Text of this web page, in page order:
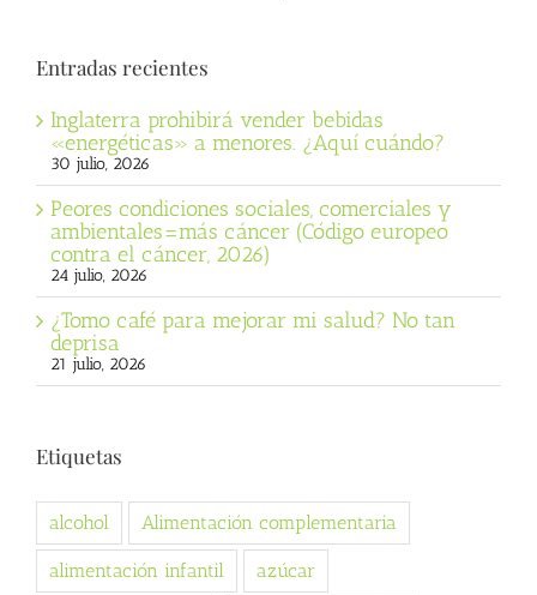
Entradas recientes
Inglaterra prohibirá vender bebidas
«energéticas» a menores. ¿Aquí cuándo?
30 julio, 2026
Peores condiciones sociales, comerciales y
ambientales=más cáncer (Código europeo
contra el cáncer, 2026)
24 julio, 2026
¿Tomo café para mejorar mi salud? No tan
deprisa
21 julio, 2026
Etiquetas
alcohol Alimentación complementaria
alimentación infantil azúcar